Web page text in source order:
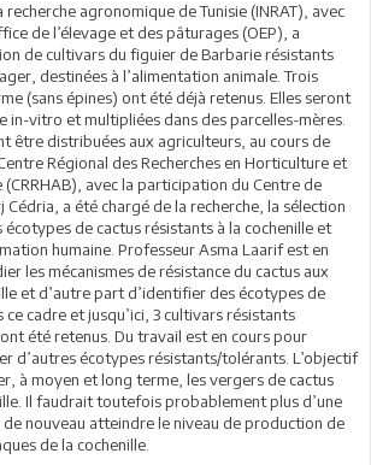
agronomique de Tunisie (INRAT), avec
de l’élevage et des pâturages (OEP), a
de cultivars du figuier de Barbarie résistants
destinées à l’alimentation animale. Trois
(sans épines) ont été déjà retenus. Elles seront
in-vitro et multipliées dans des parcelles-mères.
être distribuées aux agriculteurs, au cours de
Régional des Recherches en Horticulture et
avec la participation du Centre de
a été chargé de la recherche, la sélection
de cactus résistants à la cochenille et
humaine. Professeur Asma Laarif est en
les mécanismes de résistance du cactus aux
et d’autre part d’identifier des écotypes de
ce cadre et jusqu’ici, 3 cultivars résistants
été retenus. Du travail est en cours pour
d’autres écotypes résistants/tolérants. L’objectif
à moyen et long terme, les vergers de cactus
Il faudrait toutefois probablement plus d’une
de nouveau atteindre le niveau de production de
de la cochenille.